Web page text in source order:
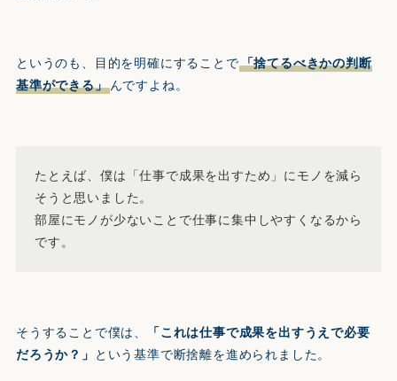
というのも、目的を明確にすることで「捨てるべきかの判断
基準ができる」んですよね。
たとえば、僕は「仕事で成果を出すため」にモノを減ら
そうと思いました。
部屋にモノが少ないことで仕事に集中しやすくなるから
です。
そうすることで僕は、
「これは仕事で成果を出すうえで必要
だろうか？」
という基準で断捨離を進められました。